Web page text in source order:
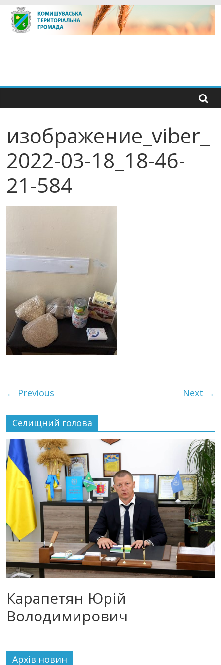
Skip
content
изображение_viber_
2022-03-18_18-46-
21-584
← Previous Next →
Селищний голова
Карапетян Юрій
Володимирович
Архiв новин